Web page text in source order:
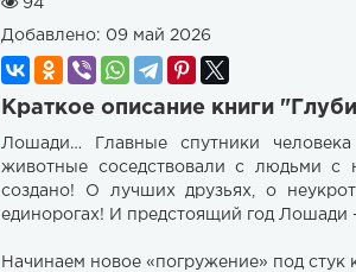
94
Добавлено: 09 май 2026
Краткое описание книги
Лошади… Главные спутники
животные соседствовали с людьми с
создано! О лучших друзьях, о
единорогах! И предстоящий год
Начинаем новое «погружение» под стук